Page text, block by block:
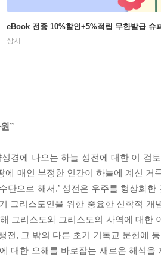
eBook 전종 10%할인+5%적립 무한발급 슈
상시
”
경에 나오는 하늘 성전에 대한 이 검
매인 부정한 인간이 하늘에 계신
단으로 해서.’ 성전은 우주를 형상화
그리스도인을 위한 중요한 신학적 개
그리스도와 그리스도의 사역에 대한
전, 그 밖의 다른 초기 기독교 문헌에
대한 오해를 바로잡는 새로운 해석